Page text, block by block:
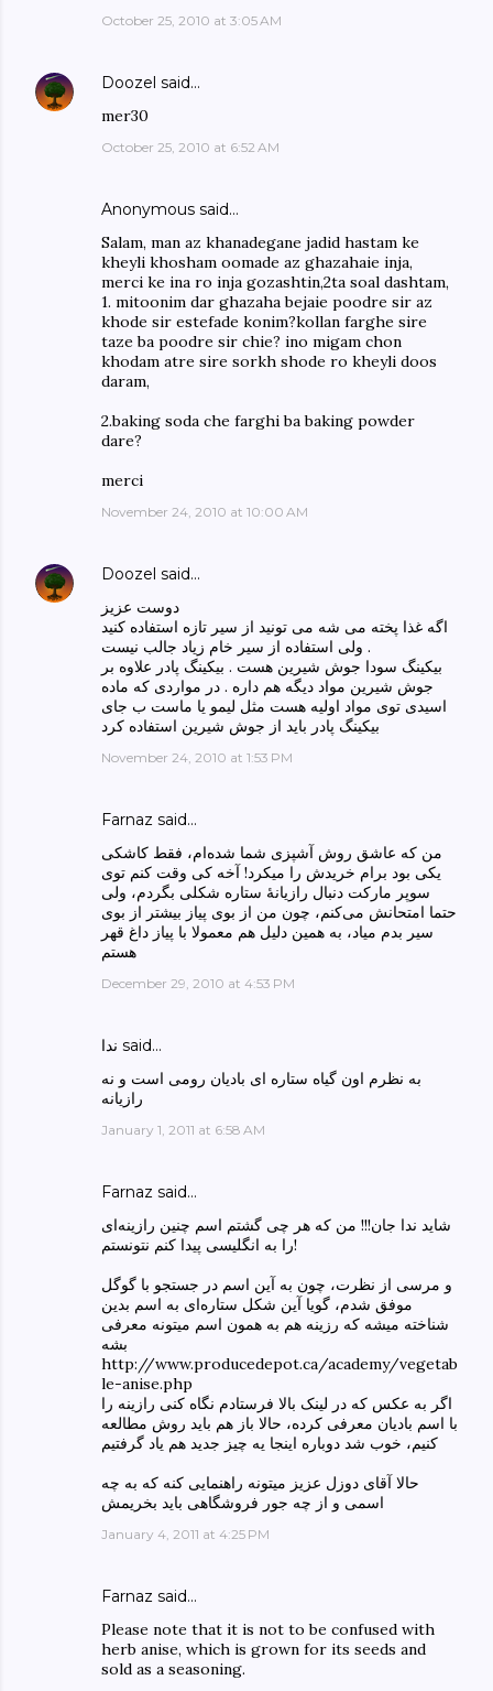
October 25, 2010 at 3:05 AM
Doozel said…
mer30
October 25, 2010 at 6:52 AM
Anonymous said…
Salam, man az khanadegane jadid hastam ke
kheyli khosham oomade az ghazahaie inja,
merci ke ina ro inja gozashtin,2ta soal dashtam,
1. mitoonim dar ghazaha bejaie poodre sir az
khode sir estefade konim?kollan farghe sire
taze ba poodre sir chie? ino migam chon
khodam atre sire sorkh shode ro kheyli doos
daram,
2.baking soda che farghi ba baking powder
dare?
merci
November 24, 2010 at 10:00 AM
Doozel said…
دوست عزیز
اگه غذا پخته می شه می تونید از سیر تازه استفاده کنید
ولی استفاده از سیر خام زیاد جالب نیست .
بیکینگ سودا جوش شیرین هست . بیکینگ پادر علاوه بر
جوش شیرین مواد دیگه هم داره . در مواردی که ماده
اسیدی توی مواد اولیه هست مثل لیمو یا ماست ب جای
بیکینگ پادر باید از جوش شیرین استفاده کرد
November 24, 2010 at 1:53 PM
Farnaz said…
من که عاشق روش آشپزی شما شده‌ام، فقط کاشکی‌
یکی‌ بود برام خریدش را میکرد! آخه کی وقت کنم توی
سوپر مارکت دنبال رازیانهٔ ستاره شکلی بگردم، ولی‌
حتما امتحانش می‌کنم، چون من از بوی پیاز بیشتر از بوی
سیر بدم میاد، به همین دلیل هم معمولا با پیاز داغ قهر
هستم
December 29, 2010 at 4:53 PM
ندا said…
به نظرم اون گیاه ستاره ای بادیان رومی است و نه
رازیانه
January 1, 2011 at 6:58 AM
Farnaz said…
شاید ندا جان!!! من که هر چی‌ گشتم اسم چنین رازینه‌ای
را به انگلیسی‌ پیدا کنم نتونستم!
و مرسی‌ از نظرت، چون به آین اسم در جستجو با گوگل
موفق شدم، گویا آین شکل ستاره‌ای به اسم بدین
شناخته میشه که رزینه هم به همون اسم میتونه معرفی‌
بشه
http://www.producedepot.ca/academy/vegetab
le-anise.php
اگر به عکس که در لینک بالا فرستادم نگاه کنی‌ رازینه را
با اسم بادیان معرفی‌ کرده، حالا باز هم باید روش مطالعه
کنیم، خوب شد دوباره اینجا یه چیز جدید هم یاد گرفتیم
حالا آقای دوزل عزیز میتونه راهنمایی کنه که به چه
اسمی و از چه جور فروشگاهی باید بخریمش
January 4, 2011 at 4:25 PM
Farnaz said…
Please note that it is not to be confused with
herb anise, which is grown for its seeds and
sold as a seasoning.